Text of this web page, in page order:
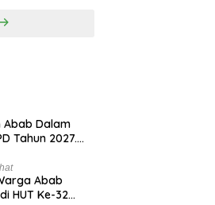
Abab Dalam
Tahun 2027.
Abab
HUT Ke-32